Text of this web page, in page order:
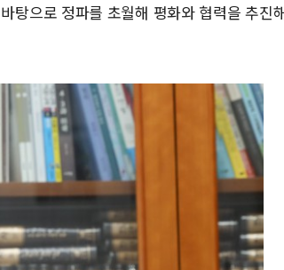
탕으로 정파를 초월해 평화와 협력을 추진